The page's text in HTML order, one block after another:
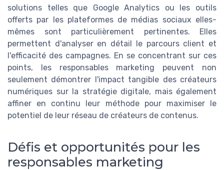
solutions telles que Google Analytics ou les outils
offerts par les plateformes de médias sociaux elles-
mêmes sont particulièrement pertinentes. Elles
permettent d'analyser en détail le parcours client et
l'efficacité des campagnes. En se concentrant sur ces
points, les responsables marketing peuvent non
seulement démontrer l'impact tangible des créateurs
numériques sur la stratégie digitale, mais également
affiner en continu leur méthode pour maximiser le
potentiel de leur réseau de créateurs de contenus.
Défis et opportunités pour les
responsables marketing